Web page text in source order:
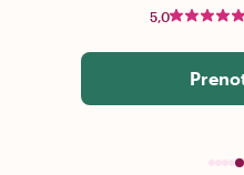
5,0